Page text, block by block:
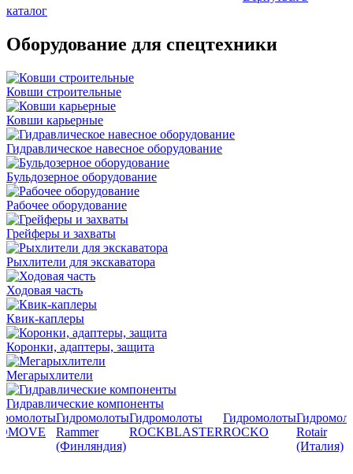
каталог
Оборудование для спецтехники
Ковши строительные
Ковши карьерные
Гидравлическое навесное оборудование
Бульдозерное оборудование
Рабочее оборудование
Грейферы и захваты
Рыхлители для экскаватора
Ходовая часть
Квик-каплеры
Коронки, адаптеры, защита
Мегарыхлители
Гидравлические компоненты
Гидромолоты
Rammer
(Финляндия)
Гидромолоты
ROCKBLASTER
Гидромолоты
ROCKO
Rotair
(Италия)